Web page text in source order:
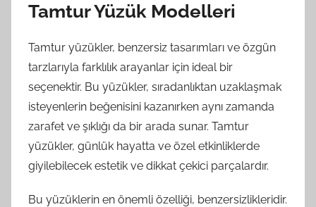
Tamtur Yüzük Modelleri
Tamtur yüzükler, benzersiz tasarımları ve özgün
tarzlarıyla farklılık arayanlar için ideal bir
seçenektir. Bu yüzükler, sıradanlıktan uzaklaşmak
isteyenlerin beğenisini kazanırken aynı zamanda
zarafet ve şıklığı da bir arada sunar. Tamtur
yüzükler, günlük hayatta ve özel etkinliklerde
giyilebilecek estetik ve dikkat çekici parçalardır.
Bu yüzüklerin en önemli özelliği, benzersizlikleridir.